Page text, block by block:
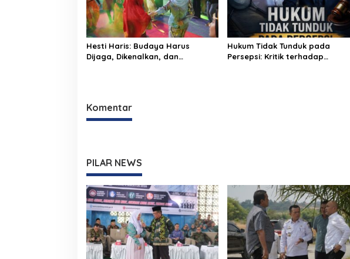
Hesti Haris: Budaya Harus
Dijaga, Dikenalkan, dan
Hukum Tidak Tunduk pada
Persepsi: Kritik terhadap
Komentar
PILAR NEWS